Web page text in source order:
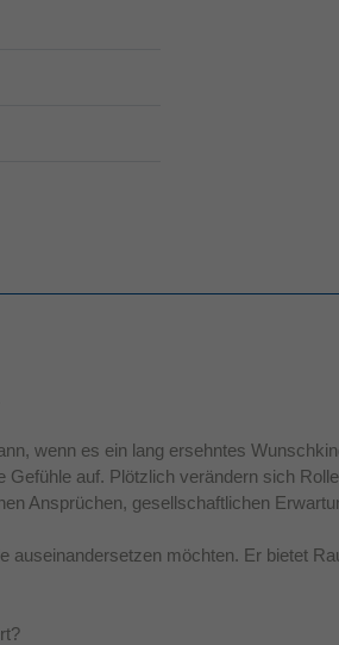
wenn es ein lang ersehntes
auf. Plötzlich verändern sich
Ansprüchen, gesellschaftlichen
möchten. Er bietet